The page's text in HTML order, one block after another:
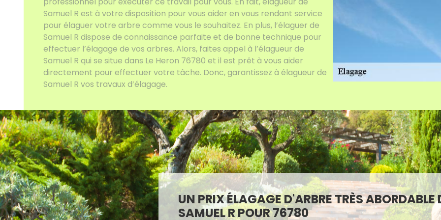
Samuel R est à votre disposition pour vous aider en vous rendant service
pour élaguer votre arbre comme vous le souhaitez. En plus, l’élaguer de
Samuel R dispose de connaissance parfaite et de bonne technique pour
effectuer l’élagage de vos arbres. Alors, faites appel à l’élagueur de
Samuel R qui se situe dans Le Heron 76780 et il est prêt à vous aider
directement pour effectuer votre tâche. Donc, garantissez à élagueur de
Samuel R vos travaux d’élagage.
UN PRIX ÉLAGAGE D'ARBRE TRÈS ABORDABLE
SAMUEL R POUR 76780